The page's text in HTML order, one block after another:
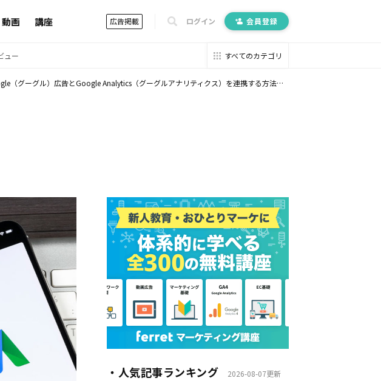
動画 講座 広告掲載 ログイン 会員登録
ュー すべてのカテゴリ
（グーグル）広告とGoogle Analytics（グーグルアナリティクス）を連携する方法とは
・人気記事ランキング 2026-08-07更新